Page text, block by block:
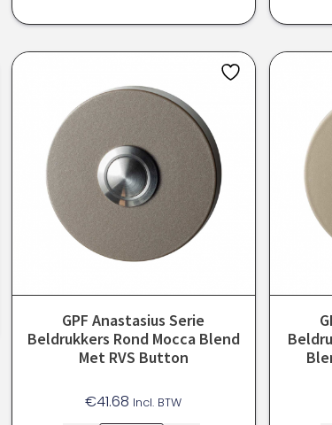
GPF Anastasius Serie
Beldrukkers Rond Mocca Blend
Met RVS Button
€41.68 Incl. BTW